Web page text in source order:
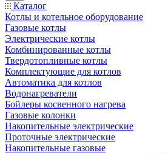
Каталог
Котлы и котельное оборудование
Газовые котлы
Электрические котлы
Комбинированные котлы
Твердотопливные котлы
Комплектующие для котлов
Автоматика для котлов
Водонагреватели
Бойлеры косвенного нагрева
Газовые колонки
Накопительные электрические
Проточные электрические
Накопительные газовые